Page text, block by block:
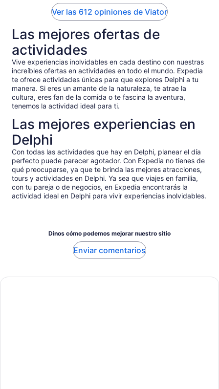
have would be to tell participants to pack swimming apparel
as there was a pool at the hotel and we did not plan for this.
Given the extreme temperatures, it would have been nice to
take a swim in the evening.
Ver las 612 opiniones de Viator
Las mejores ofertas de
actividades
Vive experiencias inolvidables en cada destino con nuestras
increíbles ofertas en actividades en todo el mundo. Expedia
te ofrece actividades únicas para que explores Delphi a tu
manera. Si eres un amante de la naturaleza, te atrae la
cultura, eres fan de la comida o te fascina la aventura,
tenemos la actividad ideal para ti.
Las mejores experiencias en
Delphi
Con todas las actividades que hay en Delphi, planear el día
perfecto puede parecer agotador. Con Expedia no tienes de
qué preocuparse, ya que te brinda las mejores atracciones,
tours y actividades en Delphi. Ya sea que viajes en familia,
con tu pareja o de negocios, en Expedia encontrarás la
actividad ideal en Delphi para vivir experiencias inolvidables.
Dinos cómo podemos mejorar nuestro sitio
Enviar comentarios